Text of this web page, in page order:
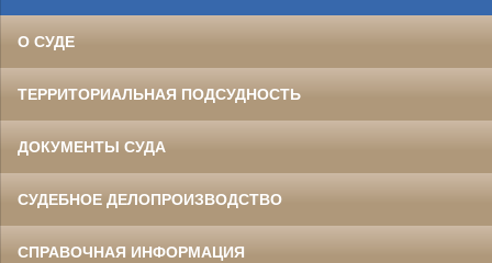
О СУДЕ
ТЕРРИТОРИАЛЬНАЯ ПОДСУДНОСТЬ
ДОКУМЕНТЫ СУДА
СУДЕБНОЕ ДЕЛОПРОИЗВОДСТВО
СПРАВОЧНАЯ ИНФОРМАЦИЯ